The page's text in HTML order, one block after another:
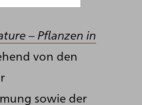
– Pflanzen in
von den
sowie der